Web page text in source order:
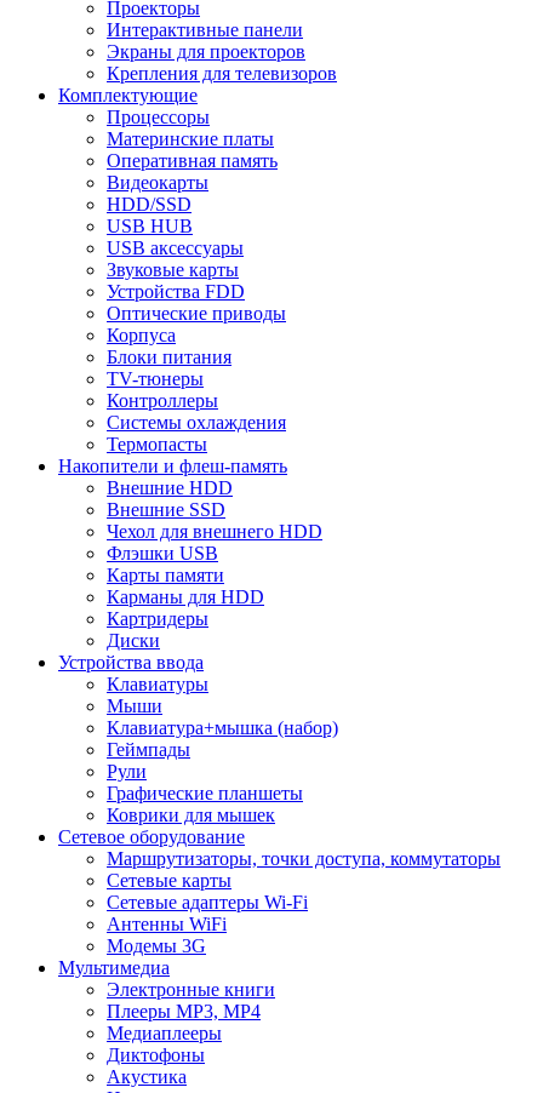
Проекторы
Интерактивные панели
Экраны для проекторов
Крепления для телевизоров
Комплектующие
Процессоры
Материнские платы
Оперативная память
Видеокарты
HDD/SSD
USB HUB
USB аксессуары
Звуковые карты
Устройства FDD
Оптические приводы
Корпуса
Блоки питания
TV-тюнеры
Контроллеры
Системы охлаждения
Термопасты
Накопители и флеш-память
Внешние HDD
Внешние SSD
Чехол для внешнего HDD
Флэшки USB
Карты памяти
Карманы для HDD
Картридеры
Диски
Устройства ввода
Клавиатуры
Мыши
Клавиатура+мышка (набор)
Геймпады
Рули
Графические планшеты
Коврики для мышек
Сетевое оборудование
Маршрутизаторы, точки доступа, коммутаторы
Сетевые карты
Сетевые адаптеры Wi-Fi
Антенны WiFi
Модемы 3G
Мультимедиа
Электронные книги
Плееры MP3, MP4
Медиаплееры
Диктофоны
Акустика